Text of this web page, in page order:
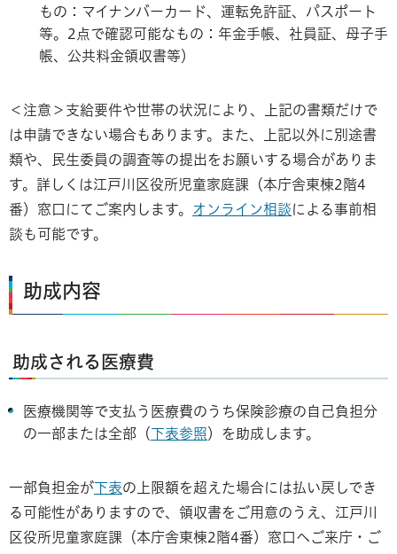
もの：マイナンバーカード、運転免許証、パスポート
等。2点で確認可能なもの：年金手帳、社員証、母子手
帳、公共料金領収書等）
＜注意＞支給要件や世帯の状況により、上記の書類だけで
は申請できない場合もあります。また、上記以外に別途書
類や、民生委員の調査等の提出をお願いする場合がありま
す。詳しくは江戸川区役所児童家庭課（本庁舎東棟2階4
番）窓口にてご案内します。 オンライン相談による事前相
談も可能です。
助成内容
助成される医療費
医療機関等で支払う医療費のうち保険診療の自己負担分
の一部または全部（下表参照）を助成します。
一部負担金が下表の上限額を超えた場合には払い戻しでき
る可能性がありますので、領収書をご用意のうえ、江戸川
区役所児童家庭課（本庁舎東棟2階4番）窓口へご来庁・ご